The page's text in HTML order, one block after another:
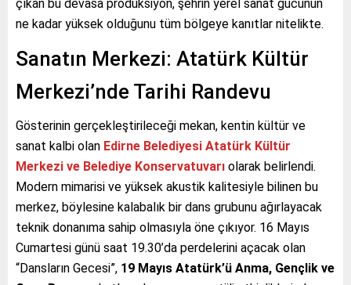
çıkan bu devasa prodüksiyon, şehrin yerel sanat gücünün
ne kadar yüksek olduğunu tüm bölgeye kanıtlar nitelikte.
Sanatın Merkezi: Atatürk Kültür
Merkezi’nde Tarihi Randevu
Gösterinin gerçekleştirileceği mekan, kentin kültür ve
sanat kalbi olan Edirne Belediyesi Atatürk Kültür
Merkezi ve Belediye Konservatuvarı olarak belirlendi.
Modern mimarisi ve yüksek akustik kalitesiyle bilinen bu
merkez, böylesine kalabalık bir dans grubunu ağırlayacak
teknik donanıma sahip olmasıyla öne çıkıyor. 16 Mayıs
Cumartesi günü saat 19.30’da perdelerini açacak olan
“Dansların Gecesi”, 19 Mayıs Atatürk’ü Anma, Gençlik ve